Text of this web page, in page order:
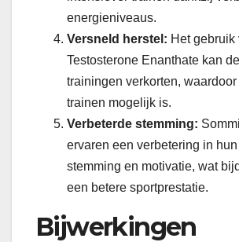
energieniveaus.
Versneld herstel: Het gebruik
Testosterone Enanthate kan
trainingen verkorten,
trainen mogelijk is.
Verbeterde stemming:
ervaren een verbetering in
stemming en motivatie, wat
een betere sportprestatie.
Bijwerkingen